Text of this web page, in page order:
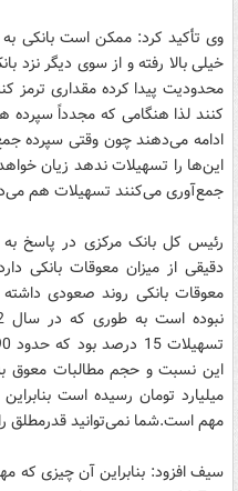
وی تأکید کرد: ممکن است بانکی
خیلی بالا رفته و از سوی دیگر نزد
محدودیت پیدا کرده مقداری ترمز
کنند لذا هنگامی که مجدداً سپرده
ادامه می‌دهند چون وقتی سپرده
این‌ها را تسهیلات ندهد زیان
جمع‌آوری می‌کنند تسهیلات هم
رئیس کل بانک مرکزی در پاسخ به
دقیقی از میزان معوقات بانکی
معوقات بانکی روند صعودی
میلیارد تومان رسیده است
مهم است.شما نمی‌توانید قدرمطلق